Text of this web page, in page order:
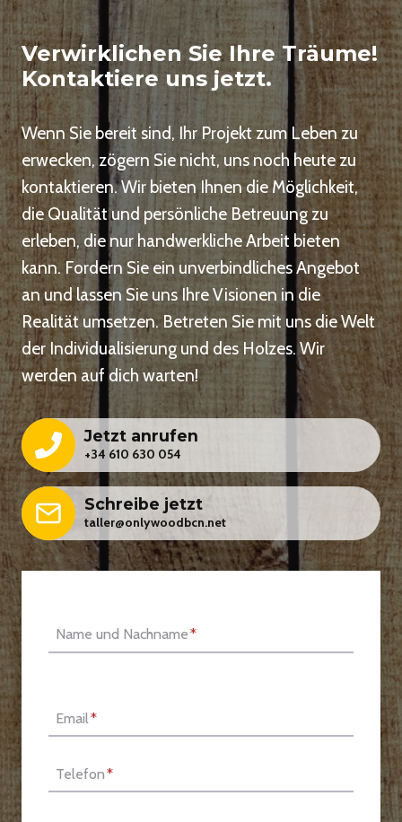
z
m
m
ö
b
r
e
Verwirklichen Sie Ihre Träume!
Kontaktiere uns jetzt.
Wenn Sie bereit sind, Ihr Projekt zum Leben zu
erwecken, zögern Sie nicht, uns noch heute zu
kontaktieren. Wir bieten Ihnen die Möglichkeit,
die Qualität und persönliche Betreuung zu
erleben, die nur handwerkliche Arbeit bieten
kann. Fordern Sie ein unverbindliches Angebot
an und lassen Sie uns Ihre Visionen in die
Realität umsetzen. Betreten Sie mit uns die Welt
der Individualisierung und des Holzes. Wir
werden auf dich warten!
Jetzt anrufen
+34 610 630 054
Schreibe jetzt
taller@onlywoodbcn.net
Name und Nachname*
Email*
Telefon*